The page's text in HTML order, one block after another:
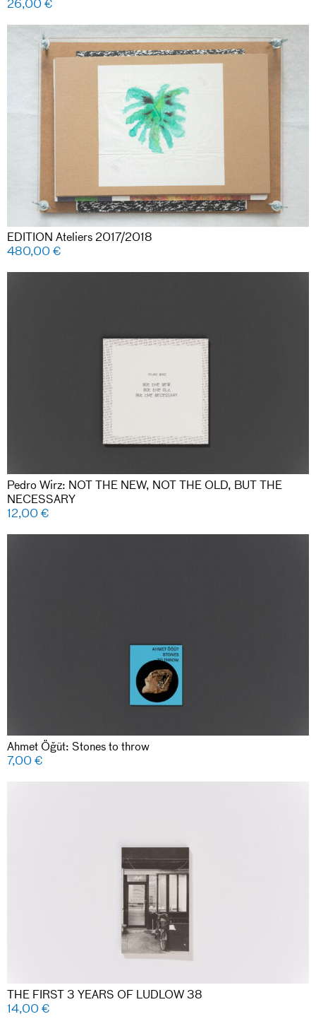
26,00€
EDITION Ateliers 2017/2018
480,00€
Pedro Wirz: NOT THE NEW, NOT THE OLD, BUT THE
NECESSARY
12,00€
Ahmet Öğüt: Stones to throw
7,00€
THE FIRST 3 YEARS OF LUDLOW 38
14,00€